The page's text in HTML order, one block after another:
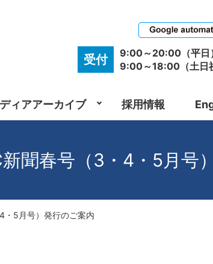
受付
9:00～20:00（平日
9:00～18:00（土日
ィアアーカイブ 採用情報
聞春号（3・4・5月号
・5月号）発行のご案内